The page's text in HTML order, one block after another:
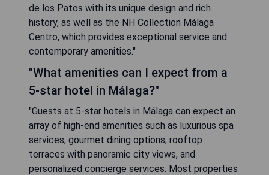
de los Patos with its unique design and rich
history, as well as the NH Collection Málaga
Centro, which provides exceptional service and
contemporary amenities."
"What amenities can I expect from a
5-star hotel in Málaga?"
"Guests at 5-star hotels in Málaga can expect an
array of high-end amenities such as luxurious spa
services, gourmet dining options, rooftop
terraces with panoramic city views, and
personalized concierge services. Most properties